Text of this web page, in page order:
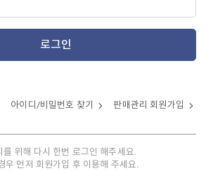
로그인
아이디/비밀번호 찾기 판매관리 회원가입
를 위해 다시 한번 로그인 해주세요.
우 먼저 회원가입 후 이용해 주세요.